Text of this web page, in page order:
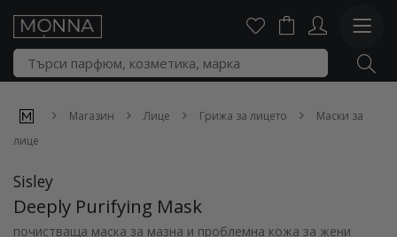
Магазин Лице Грижа за лицето
Маски за
лице
Sisley
Deeply Purifying Mask
почистваща маска за мазна и проблемна кожа за жени